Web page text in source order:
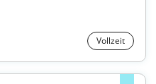
Vollzeit